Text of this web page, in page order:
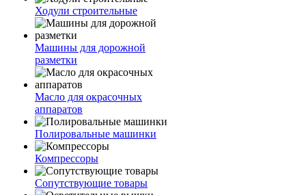
Ходули строительные
Машины для дорожной
разметки
Масло для окрасочных
аппаратов
Полировальные машинки
Компрессоры
Сопутствующие товары